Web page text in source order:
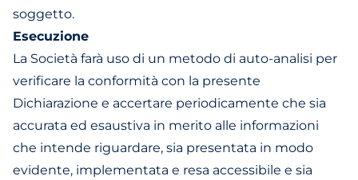
soggetto.
Esecuzione
La Società farà uso di un metodo di auto-analisi per
verificare la conformità con la presente
Dichiarazione e accertare periodicamente che sia
accurata ed esaustiva in merito alle informazioni
che intende riguardare, sia presentata in modo
evidente, implementata e resa accessibile e sia